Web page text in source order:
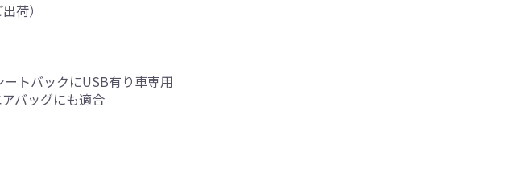
荷）
トバックにUSB有り車専用
バッグにも適合